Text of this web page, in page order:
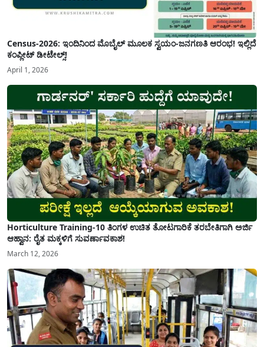
Census-2026: ಇಂದಿನಿಂದ ಮೊಬೈಲ್ ಮೂಲಕ ಸ್ವಯಂ-ಜನಗಣತಿ ಆರಂಭ! ಇಲ್ಲಿದೆ
ಕಂಪ್ಲೀಟ್ ಡೀಟೇಲ್ಸ್!
April 1, 2026
Horticulture Training-10 ತಿಂಗಳ ಉಚಿತ ತೋಟಗಾರಿಕೆ ತರಬೇತಿಗಾಗಿ ಅರ್ಜಿ
ಆಹ್ವಾನ: ರೈತ ಮಕ್ಕಳಿಗೆ ಸುವರ್ಣಾವಕಾಶ!
March 12, 2026